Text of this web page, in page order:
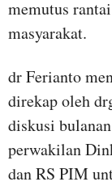
memutus
masyarakat.
dr Ferianto
direkap oleh
diskusi
perwakilan
dan RS PIM